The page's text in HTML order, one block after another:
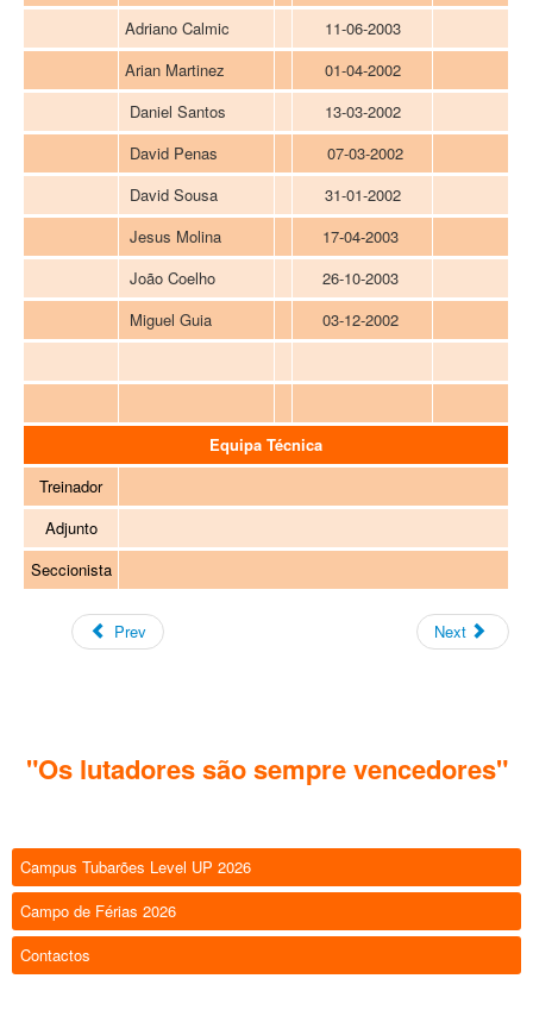
Adriano Calmic
11-06-2003
Arian Martinez
01-04-2002
Daniel Santos
13-03-2002
David Penas
07-03-2002
David Sousa
31-01-2002
Jesus Molina
17-04-2003
João Coelho
26-10-2003
Miguel Guia
03-12-2002
Equipa Técnica
Treinador
Adjunto
Seccionista
Prev Next
"Os lutadores são sempre vencedores"
Campus Tubarões Level UP 2026
Campo de Férias 2026
Contactos